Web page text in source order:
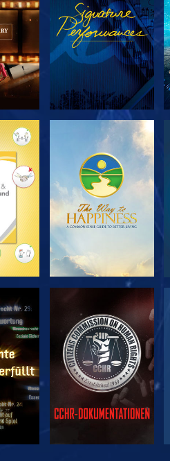
ENTDECKEN
SERIE
ENTDECKEN
ANSEHEN